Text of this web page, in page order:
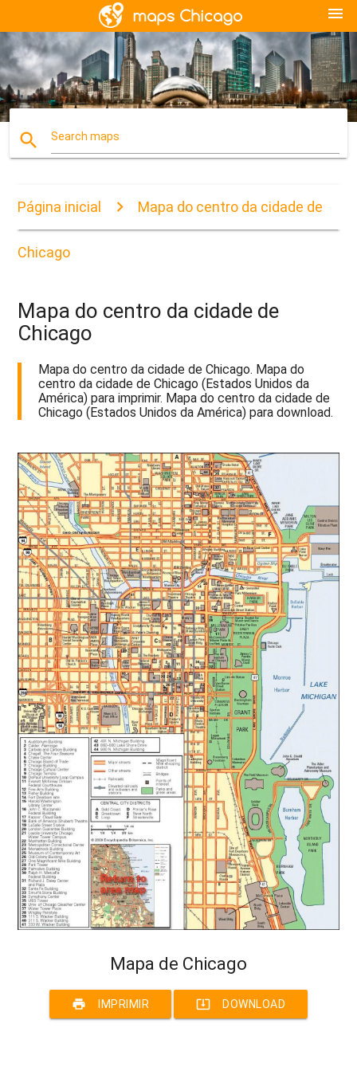
menu
search Search maps
Página inicial Mapa do centro da cidade de
Chicago
Mapa do centro da cidade de
Chicago
Mapa do centro da cidade de Chicago. Mapa do
centro da cidade de Chicago (Estados Unidos da
América) para imprimir. Mapa do centro da cidade de
Chicago (Estados Unidos da América) para download.
Mapa de Chicago
print IMPRIMIR system_update_alt DOWNLOAD